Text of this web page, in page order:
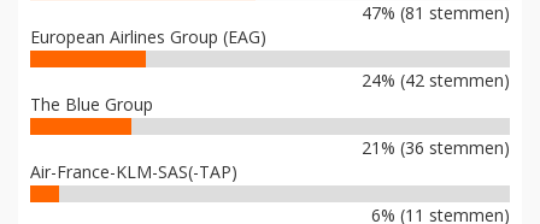
47% (81 stemmen)
European Airlines Group (EAG)
24% (42 stemmen)
The Blue Group
21% (36 stemmen)
Air-France-KLM-SAS(-TAP)
6% (11 stemmen)